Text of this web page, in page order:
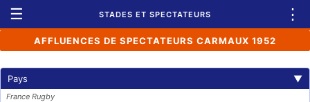
☰ STADES ET SPECTATEURS ⋮
AFFLUENCES DE SPECTATEURS CARMAUX 1952
Pays ▼
France Rugby